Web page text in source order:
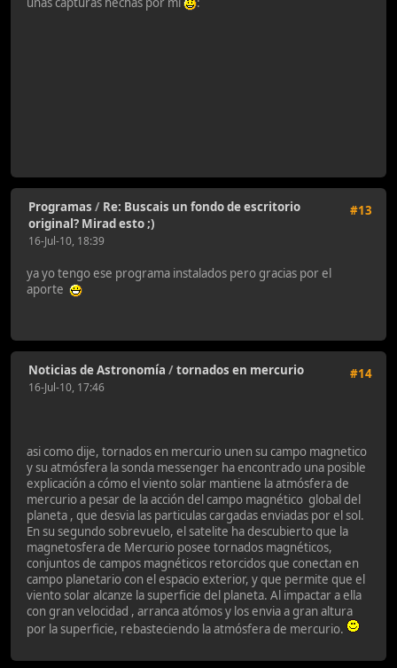
#13
Programas / Re: Buscais un fondo de escritorio
original? Mirad esto ;)
16-Jul-10, 18:39
ya yo tengo ese programa instalados pero gracias por el
aporte
#14
Noticias de Astronomía /tornados en mercurio
16-Jul-10, 17:46
asi como dije, tornados en mercurio unen su campo magnetico
y su atmósfera la sonda messenger ha encontrado una posible
explicación a cómo el viento solar mantiene la atmósfera de
mercurio a pesar de la acción del campo magnético global del
planeta , que desvia las particulas cargadas enviadas por el sol.
En su segundo sobrevuelo, el satelite ha descubierto que la
magnetosfera de Mercurio posee tornados magnéticos,
conjuntos de campos magnéticos retorcidos que conectan en
campo planetario con el espacio exterior, y que permite que el
viento solar alcanze la superficie del planeta. Al impactar a ella
con gran velocidad , arranca atómos y los envia a gran altura
por la superficie, rebasteciendo la atmósfera de mercurio.